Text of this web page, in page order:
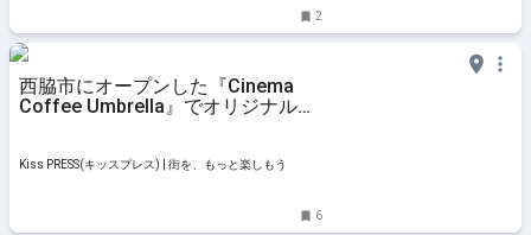
2
西脇市にオープンした『Cinema
Coffee Umbrella』でオリジナル珈
Kiss PRESS(キッスプレス) | 街を、もっと楽しもう
6